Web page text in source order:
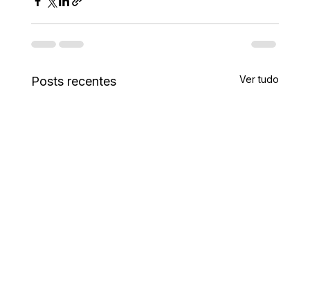
Posts recentes Ver tudo